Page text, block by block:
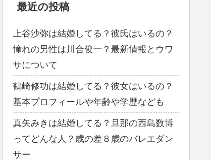
最近の投稿
上谷沙弥は結婚してる？彼氏はいるの？
憧れの男性は川合俊一？最新情報とウワ
サについて
鶴崎修功は結婚してる？彼女はいるの？
基本プロフィールや年齢や学歴なども
真矢みきは結婚してる？旦那の西島数博
ってどんな人？歳の差８歳のバレエダン
サー